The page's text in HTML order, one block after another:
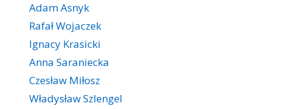
Adam Asnyk
Rafał Wojaczek
Ignacy Krasicki
Anna Saraniecka
Czesław Miłosz
Władysław Szlengel